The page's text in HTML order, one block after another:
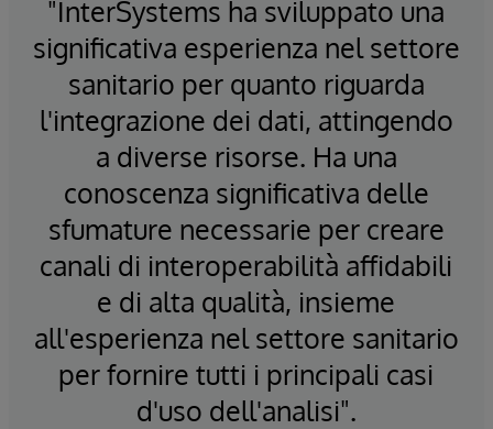
"InterSystems ha sviluppato una
significativa esperienza nel settore
sanitario per quanto riguarda
l'integrazione dei dati, attingendo
a diverse risorse. Ha una
conoscenza significativa delle
sfumature necessarie per creare
canali di interoperabilità affidabili
e di alta qualità, insieme
all'esperienza nel settore sanitario
per fornire tutti i principali casi
d'uso dell'analisi".